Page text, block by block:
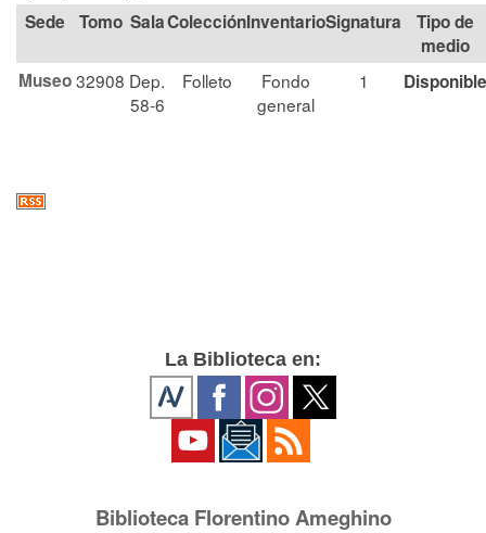
Tomo SalaColección Signatura
Tipo de
medio
Museo32908 Dep.
58-6
Folleto
Fondo
general
1 Disponible
La Biblioteca en:
Biblioteca Florentino Ameghino